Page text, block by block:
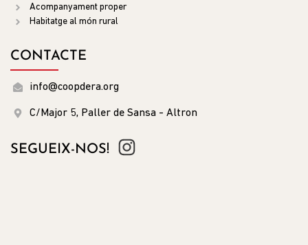
Acompanyament proper
Habitatge al món rural
CONTACTE
info@coopdera.org
C/Major 5, Paller de Sansa - Altron
SEGUEIX-NOS!